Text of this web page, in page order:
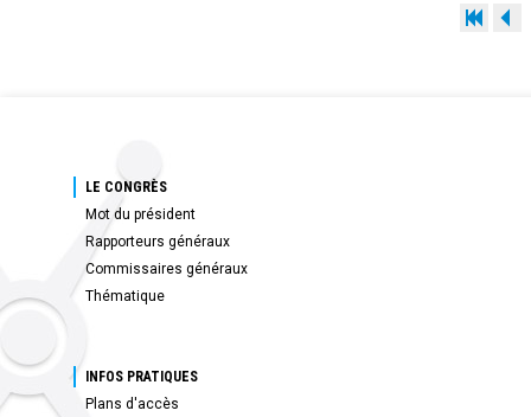
LE CONGRÈS
Mot du président
Rapporteurs généraux
Commissaires généraux
Thématique
INFOS PRATIQUES
Plans d'accès